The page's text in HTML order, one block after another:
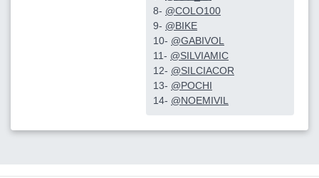
8- @COLO100
9- @BIKE
10- @GABIVOL
11- @SILVIAMIC
12- @SILCIACOR
13- @POCHI
14- @NOEMIVIL